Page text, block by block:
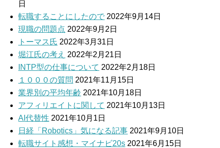
日
転職することにしたので 2022年9月14日
現職の問題点 2022年9月2日
トーマス氏 2022年3月31日
堀江氏の考え 2022年2月21日
INTP型の仕事について 2022年2月18日
１０００の質問 2021年11月15日
業界別の平均年齢 2021年10月18日
アフィリエイトに関して 2021年10月13日
AI代替性 2021年10月1日
日経「Robotics」気になる記事 2021年9月10日
転職サイト感想・マイナビ20s 2021年6月15日